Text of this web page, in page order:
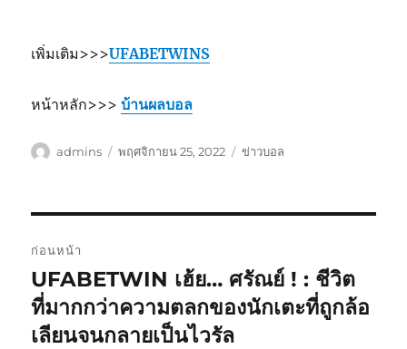
เพิ่มเติม>>>UFABETWINS
หน้าหลัก>>> บ้านผลบอล
ผู้
admins
เขียน
พฤศจิกายน 25, 2022
หมวด
ข่าวบอล
นำทาง
เรื่อง
ก่อนหน้า
เรื่อง
ก่อน
หน้า:
UFABETWIN เฮ้ย… ศรัณย์ ! : ชีวิต
ที่มากกว่าความตลกของนักเตะที่ถูกล้อ
เลียนจนกลายเป็นไวรัล